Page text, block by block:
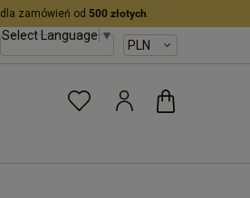
dla zamówień od 500 złotych.
Select Language▼